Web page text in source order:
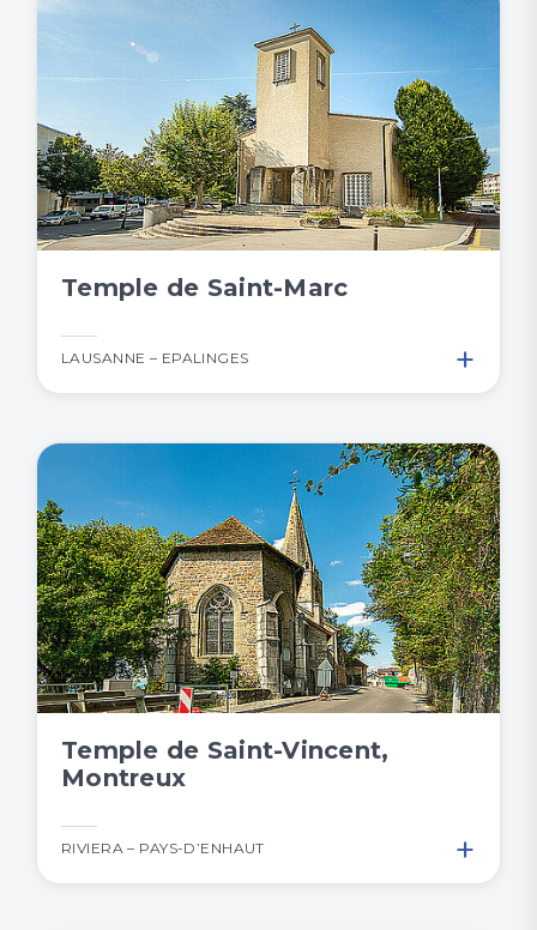
Temple de Saint-Marc
LAUSANNE – EPALINGES +
Temple de Saint-Vincent,
Montreux
RIVIERA – PAYS-D’ENHAUT +